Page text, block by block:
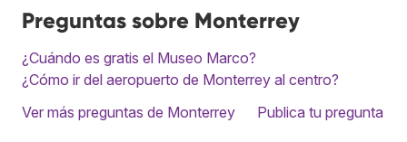
Preguntas sobre Monterrey
¿Cuándo es gratis el Museo Marco?
¿Cómo ir del aeropuerto de Monterrey al centro?
Ver más preguntas de Monterrey
Publica tu pregunta